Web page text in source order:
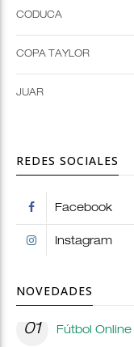
configuration
options
options
CODUCA
COPA TAYLOR
JUAR
REDES SOCIALES
Facebook
Instagram
NOVEDADES
01 Fútbol Online